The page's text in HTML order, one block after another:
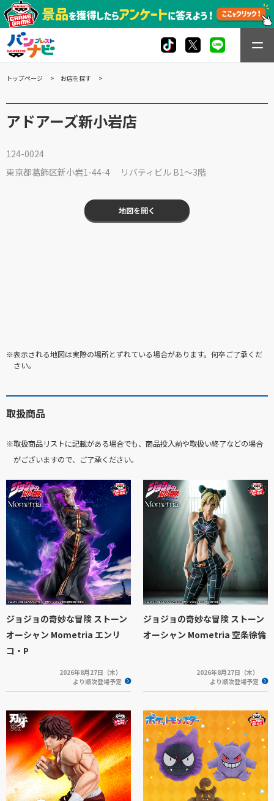
トップページ お店を探す
アドアーズ新小岩店
124-0024
東京都葛飾区新小岩1-44-4 リバティビル B1～3階
地図を開く
※表示される地図は実際の場所とずれている場合があります。何卒ご了承くだ
さい。
取扱商品
※取扱商品リストに記載がある場合でも、商品投入前や取扱い終了などの場合
がございますので、ご了承ください。
ジョジョの奇妙な冒険 ストーン
オーシャン Mometria エンリ
コ・P
2026年8月27日（木）
より順次登場予定
ジョジョの奇妙な冒険 ストーン
オーシャン Mometria 空条徐倫
2026年8月27日（木）
より順次登場予定